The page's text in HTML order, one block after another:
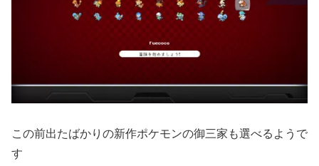
この前出たばかりの新作ポケモンの御三家も選べるようで
す